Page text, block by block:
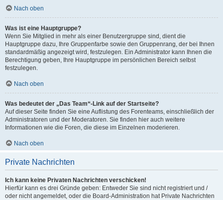
Nach oben
Was ist eine Hauptgruppe?
Wenn Sie Mitglied in mehr als einer Benutzergruppe sind, dient die
Hauptgruppe dazu, Ihre Gruppenfarbe sowie den Gruppenrang, der bei Ihnen
standardmäßig angezeigt wird, festzulegen. Ein Administrator kann Ihnen die
Berechtigung geben, Ihre Hauptgruppe im persönlichen Bereich selbst
festzulegen.
Nach oben
Was bedeutet der „Das Team“-Link auf der Startseite?
Auf dieser Seite finden Sie eine Auflistung des Forenteams, einschließlich der
Administratoren und der Moderatoren. Sie finden hier auch weitere
Informationen wie die Foren, die diese im Einzelnen moderieren.
Nach oben
Private Nachrichten
Ich kann keine Privaten Nachrichten verschicken!
Hierfür kann es drei Gründe geben: Entweder Sie sind nicht registriert und /
oder nicht angemeldet, oder die Board-Administration hat Private Nachrichten